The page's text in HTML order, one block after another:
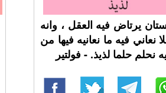
يرتاض فيه العقل ، وانه
نعاني فيه ما نعانيه فيها من
حلما لذيذ. - فولتير